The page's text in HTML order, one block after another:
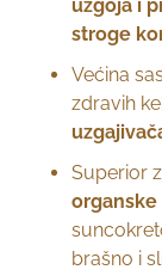
uzgoja i
stroge
Većina
zdravih
Superior
organske
brašno i